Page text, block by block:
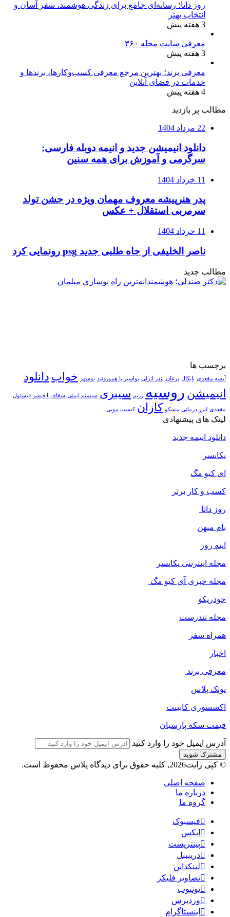
روز داتا؛ رسانه‌ای جامع برای زندگی هوشمند، سفر آسان و
انتخاب بهتر
3 هفته پیش
معرفی سایت مجله ۳۶۰
3 هفته پیش
معرفی برند؛ بهترین مرجع معرفی کسب‌وکارها، برندها و
خدمات در فضای آنلاین
4 هفته پیش
مطالب پر بازدید
22 مرداد 1404
دانلود انیمیشن جدید و انیمه دوبله فارسی:
سرگرمی و آموزش برای همه سنین
11 خرداد 1404
پدر هنرپیشه معروف مهمان ویژه در جشن تولد
سرمربی استقلال + عکس
11 خرداد 1404
ناصر الخلیفی از جاه طلبی جدید psg رونمایی کرد
مطالب جدید
برچسب ها
آبسه مقعدی بایکال برغان بندر انزلی بواسیر یا هموروئید بوشهر خواب دانلود
انیمیشن روسیه رژیم سیبری سیستم ایمنی شقاق یا فیشر فیستول
مقعدی لیزر درمانی مسکو کازان کیست مویی
لینک های پیشنهادی
دانلود انیمه جدید
یکانسر
ای کیو مگ
کسب و کار برتر
روز داتا
بام میهن
اینه روز
مجله اینترنتی یکانسر
مجله خبری آی کیو مگ
خودریکو
مجله‌ تندرست
همراه سفر
اخبار
معرفی برند
نوتک پلاس
اکسسوری کابینت
قیمت سکه پارسیان
آدرس ایمیل خود را وارد کنید
© کپی رایت2026, کلیه حقوق برای دیدگاه پلاس محفوظ است.
صفحه اصلی
درباره ما
گروه ما
فیسبوک
ایکس
پینتریست
دریبببل
لینکداین
تصاویر فلیکر
یوتیوب
وردپرس
اینستاگرام